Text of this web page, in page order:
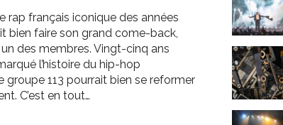
rap français iconique des années
bien faire son grand come-back,
un des membres. Vingt-cinq ans
l’histoire du hip-hop
groupe 113 pourrait bien se reformer
C’est en tout…